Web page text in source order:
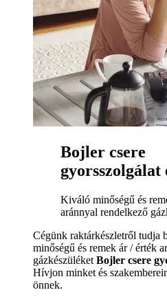
Bojler csere
gyorsszolgálat
Kiváló minőségű és
aránnyal rendelkező
Cégünk raktárkészletről tudja
minőségű és remek ár / érték
gázkészüléket Bojler csere
Hívjon minket és
önnek.